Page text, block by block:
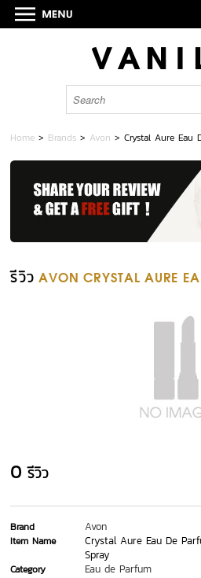
Home > Brands > Avon >Crystal Aure Eau
รีวิว AVON CRYSTAL AURE
0 รีวิว
Brand Avon
Item Name
Crystal Aure Eau De
Spray
Category Eau de Parfum